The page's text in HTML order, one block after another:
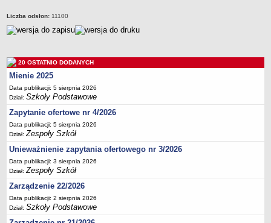
Dane podstawowe
Statut
Godziny dyżurów
Ogłoszenie
Zarządzenia
Kontrole
Rejestry, ewidencje, archiwa
Sprawozdania
Deklaracja dostępności
PORADNIE PSYCHOLOGICZNO-PEDAGOGICZNE
Zespół Poradni
BIURO FINANSÓW OŚWIATY
Dane podstawowe
Liczba odsłon: 11100
20 OSTATNIO DODANYCH
Mienie 2025
Data publikacji: 5 sierpnia 2026
Dział:Szkoły Podstawowe
Zapytanie ofertowe nr 4/2026
Data publikacji: 5 sierpnia 2026
Dział:Zespoły Szkół
Unieważnienie zapytania ofertowego nr 3/2026
Data publikacji: 3 sierpnia 2026
Dział:Zespoły Szkół
Zarządzenie 22/2026
Data publikacji: 2 sierpnia 2026
Dział:Szkoły Podstawowe